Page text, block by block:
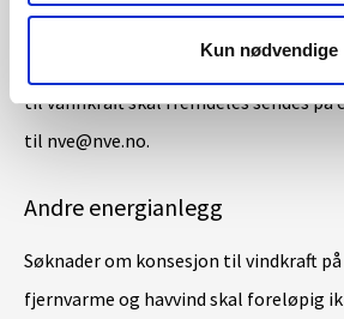
Kun nødvendige
effekt over 1 MW og under 10 MW)
Side for konsesjoner. Øvrige søknader
til vannkraft skal fremdeles sendes på
til nve@nve.no.
Andre energianlegg
Søknader om konsesjon til vindkraft
fjernvarme og havvind skal foreløpig